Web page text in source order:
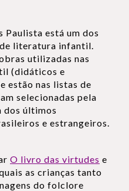
está um dos
literatura infantil.
utilizadas nas
(didáticos e
estão nas listas de
selecionadas pela
dos últimos
e estrangeiros.
O livro das virtudes e
as crianças tanto
do folclore